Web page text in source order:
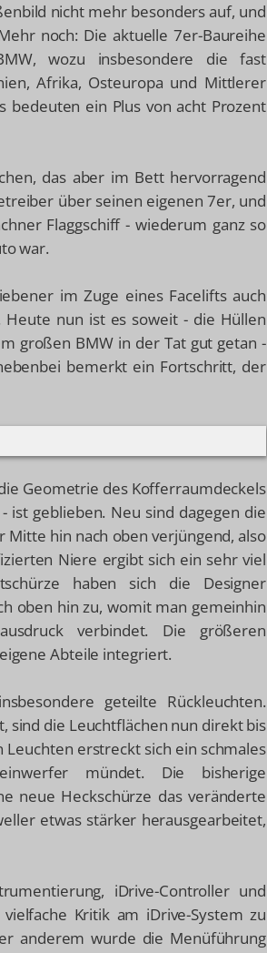
nicht mehr besonders auf, und
noch: Die aktuelle 7er-Baureihe
wozu insbesondere die fast
Afrika, Osteuropa und Mittlerer
bedeuten ein Plus von acht Prozent
das aber im Bett hervorragend
über seinen eigenen 7er, und
Flaggschiff - wiederum ganz so
war.
im Zuge eines Facelifts auch
nun ist es soweit - die Hüllen
großen BMW in der Tat gut getan -
bemerkt ein Fortschritt, der
Geometrie des Kofferraumdeckels
ist geblieben. Neu sind dagegen die
hin nach oben verjüngend, also
Niere ergibt sich ein sehr viel
haben sich die Designer
oben hin zu, womit man gemeinhin
verbindet. Die größeren
Abteile integriert.
geteilte Rückleuchten.
sind die Leuchtflächen nun direkt bis
erstreckt sich ein schmales
mündet. Die bisherige
neue Heckschürze das veränderte
etwas stärker herausgearbeitet,
iDrive-Controller und
Kritik am iDrive-System zu
anderem wurde die Menüführung